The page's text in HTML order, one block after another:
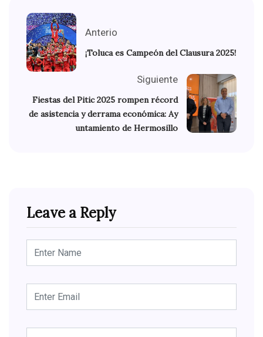
Anterio
¡Toluca es Campeón del Clausura 2025!
Siguiente
Fiestas del Pitic 2025 rompen récord
de asistencia y derrama económica: Ay
untamiento de Hermosillo
Leave a Reply